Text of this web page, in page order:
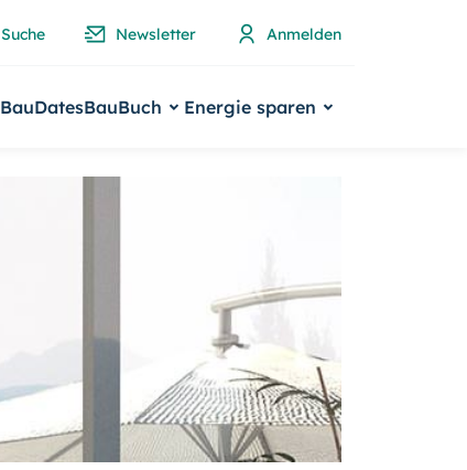
Suche Newsletter Anmelden
BauDatesBauBuch Energie sparen